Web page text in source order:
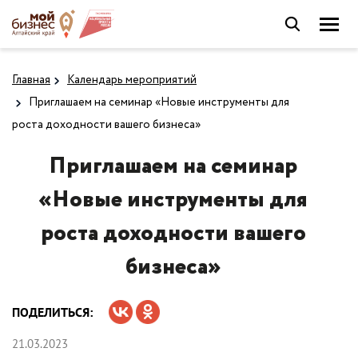
Главная
Календарь мероприятий
Приглашаем на семинар «Новые инструменты для
роста доходности вашего бизнеса»
Приглашаем на семинар
«Новые инструменты для
роста доходности вашего
бизнеса»
ПОДЕЛИТЬСЯ:
21.03.2023